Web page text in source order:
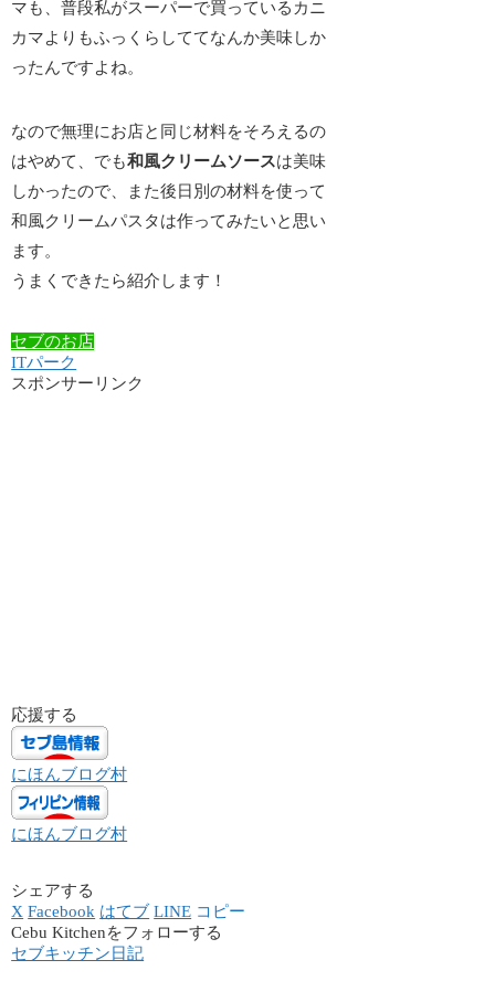
マも、普段私がスーパーで買っているカニ
カマよりもふっくらしててなんか美味しか
ったんですよね。
なので無理にお店と同じ材料をそろえるの
はやめて、でも和風クリームソースは美味
しかったので、また後日別の材料を使って
和風クリームパスタは作ってみたいと思い
ます。
うまくできたら紹介します！
セブのお店
ITパーク
スポンサーリンク
応援する
にほんブログ村
にほんブログ村
シェアする
X Facebook はてブ LINE コピー
Cebu Kitchenをフォローする
セブキッチン日記